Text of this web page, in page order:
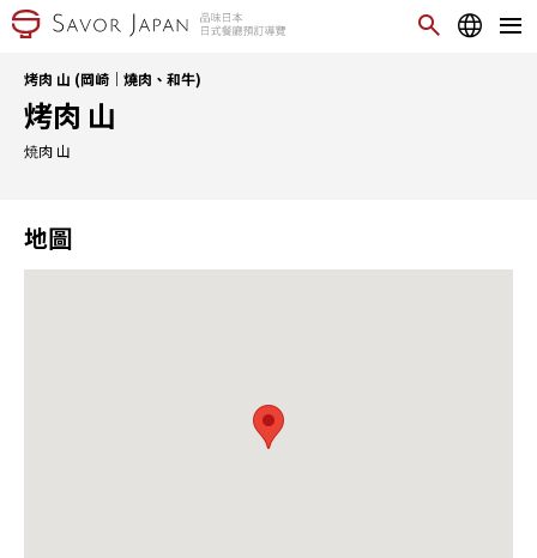
烤肉 山 (岡崎｜燒肉、和牛)
烤肉 山
焼肉 山
地圖